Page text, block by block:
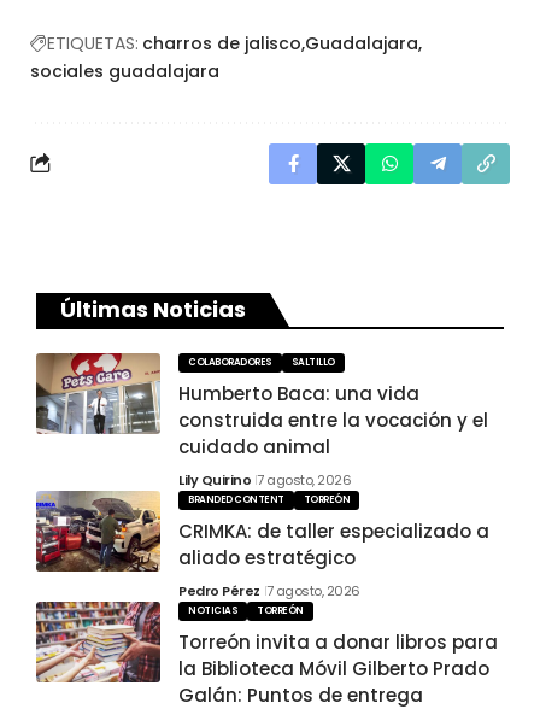
ETIQUETAS: charros de jalisco Guadalajara
sociales guadalajara
Últimas Noticias
COLABORADORES SALTILLO
Humberto Baca: una vida
construida entre la vocación y el
cuidado animal
Lily Quirino 7 agosto, 2026
BRANDED CONTENT TORREÓN
CRIMKA: de taller especializado a
aliado estratégico
Pedro Pérez 7 agosto, 2026
NOTICIAS TORREÓN
Torreón invita a donar libros para
la Biblioteca Móvil Gilberto Prado
Galán: Puntos de entrega